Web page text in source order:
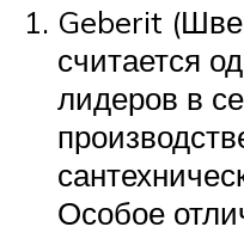
Geberit
считается
лидеров в
Особое